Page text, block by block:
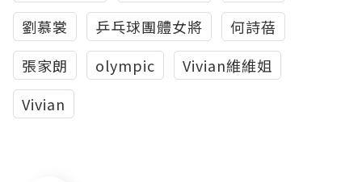
劉慕裳
乒乓球團體女將
何詩蓓
張家朗
olympic
Vivian維維姐
Vivian